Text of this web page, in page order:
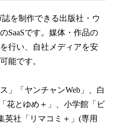
誌を制作できる出版社・ウ
SaaSです。媒体・作品の
行い、自社メディアを安
能です。
」「ヤンチャンWeb」、白
花とゆめ＋」、小学館「ビ
英社「リマコミ＋」(専用